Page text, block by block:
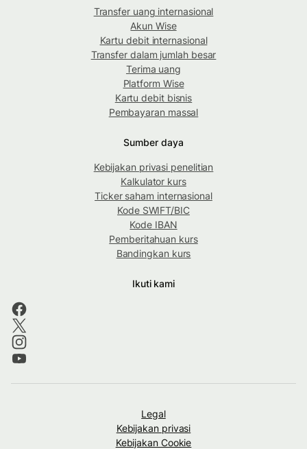
Transfer uang internasional
Akun Wise
Kartu debit internasional
Transfer dalam jumlah besar
Terima uang
Platform Wise
Kartu debit bisnis
Pembayaran massal
Sumber daya
Kebijakan privasi penelitian
Kalkulator kurs
Ticker saham internasional
Kode SWIFT/BIC
Kode IBAN
Pemberitahuan kurs
Bandingkan kurs
Ikuti kami
Legal
Kebijakan privasi
Kebijakan Cookie